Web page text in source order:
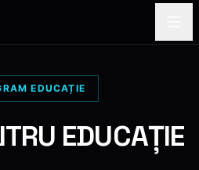
EDUCAȚIE
EDUCAȚIE